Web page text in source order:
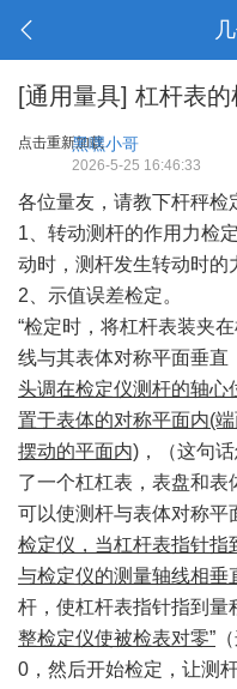
[通用量具] 杠杆表的
点击重新加载黑嘿小哥
2026-5-25 16:46:33
各位量友，请教下杆秤检
1、转动测杆的作用力检
动时，测杆发生转动时的
2、示值误差检定。
“检定时，将杠杆表装夹
线与其表体对称平面垂直
头调在检定仪测杆的轴心
置于表体的对称平面内(
摆动的平面内) ，（这句
了一个杠杠表，表盘和表
可以使测杆与表体对称平
检定仪，当杠杆表指针指
与检定仪的测量轴线相垂
杆，使杠杆表指针指到量
整检定仪使被检表对零”
0，然后开始检定，让测